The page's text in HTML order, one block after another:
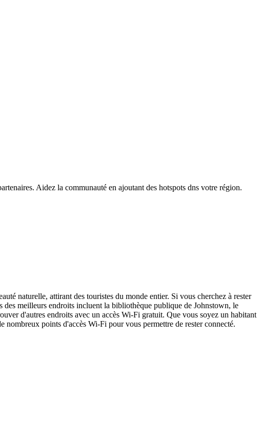
Aidez la communauté en ajoutant des hotspots dns votre région.
naturelle, attirant des touristes du monde entier. Si vous cherchez à rester
meilleurs endroits incluent la bibliothèque publique de Johnstown, le
d'autres endroits avec un accès Wi-Fi gratuit. Que vous soyez un habitant
points d'accès Wi-Fi pour vous permettre de rester connecté.